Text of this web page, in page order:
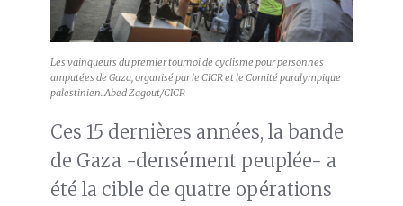
Les vainqueurs du premier tournoi de cyclisme pour personnes
amputées de Gaza, organisé par le CICR et le Comité paralympique
palestinien. Abed Zagout/CICR
Ces 15 dernières années, la bande
de Gaza -densément peuplée- a
été la cible de quatre opérations